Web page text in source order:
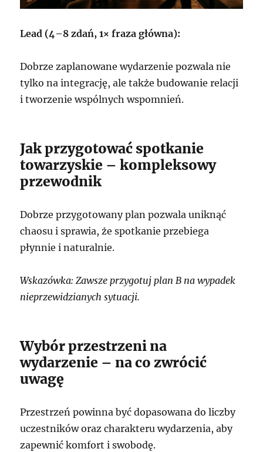
Lead (4–8 zdań, 1× fraza główna):
Dobrze zaplanowane wydarzenie pozwala nie
tylko na integrację, ale także budowanie relacji
i tworzenie wspólnych wspomnień.
Jak przygotować spotkanie
towarzyskie – kompleksowy
przewodnik
Dobrze przygotowany plan pozwala uniknąć
chaosu i sprawia, że spotkanie przebiega
płynnie i naturalnie.
Wskazówka: Zawsze przygotuj plan B na wypadek
nieprzewidzianych sytuacji.
Wybór przestrzeni na
wydarzenie – na co zwrócić
uwagę
Przestrzeń powinna być dopasowana do liczby
uczestników oraz charakteru wydarzenia, aby
zapewnić komfort i swobodę.